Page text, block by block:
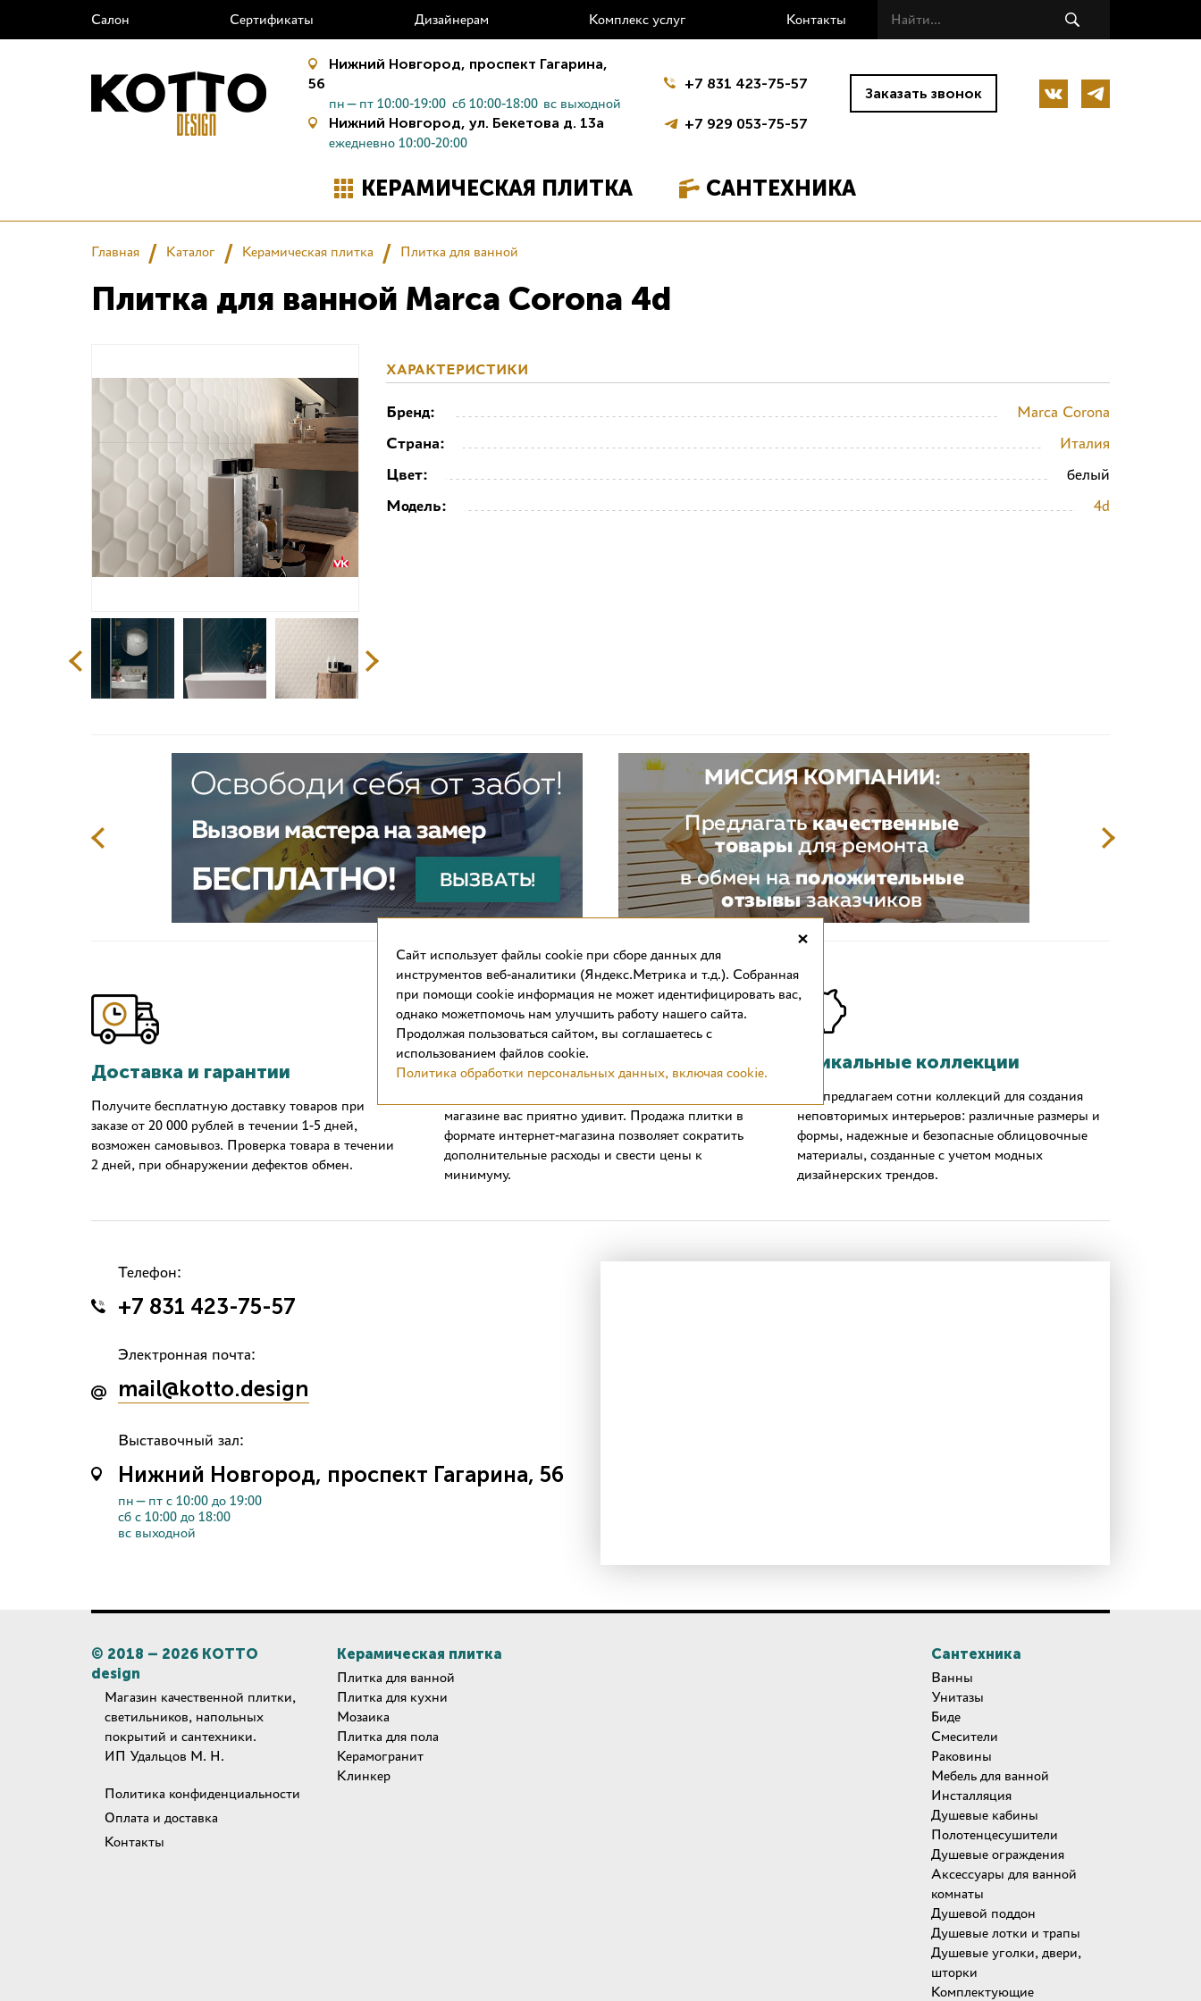
Салон Сертификаты Дизайнерам Комплекс услуг Контакты
Нижний Новгород, проспект Гагарина,
56
пн—пт 10:00-19:00 сб 10:00-18:00 вс выходной
Нижний Новгород, ул. Бекетова д. 13а
ежедневно 10:00-20:00
+7 831 423-75-57
+7 929 053-75-57
Заказать звонок
КЕРАМИЧЕСКАЯ ПЛИТКА САНТЕХНИКА
Главная Каталог Керамическая плитка Плитка для ванной
Плитка для ванной Marca Corona 4d
ХАРАКТЕРИСТИКИ
Бренд:
Marca Corona
Страна:
Италия
Цвет:
белый
Модель:
4d
Доставка и гарантии
Получите бесплатную доставку товаров при
заказе от 20 000 рублей в течении 1-5 дней,
возможен самовывоз. Проверка товара в течении
2 дней, при обнаружении дефектов обмен.
Выгодные цены
магазине вас приятно удивит. Продажа плитки в
формате интернет-магазина позволяет сократить
дополнительные расходы и свести цены к
минимуму.
Уникальные коллекции
Мы предлагаем сотни коллекций для создания
неповторимых интерьеров: различные размеры и
формы, надежные и безопасные облицовочные
материалы, созданные с учетом модных
дизайнерских трендов.
Телефон:
+7 831 423-75-57
Электронная почта:
mail@kotto.design
Выставочный зал:
Нижний Новгород, проспект Гагарина, 56
пн—пт с 10:00 до 19:00
сб с 10:00 до 18:00
вс выходной
© 2018 – 2026 КОТТО
design
Магазин качественной плитки,
светильников, напольных
покрытий и сантехники.
ИП Удальцов М. Н.
Политика конфиденциальности
Оплата и доставка
Контакты
Керамическая плитка
Плитка для ванной
Плитка для кухни
Мозаика
Плитка для пола
Керамогранит
Клинкер
Сантехника
Ванны
Унитазы
Биде
Смесители
Раковины
Мебель для ванной
Инсталляция
Душевые кабины
Полотенцесушители
Душевые ограждения
Аксессуары для ванной
комнаты
Душевой поддон
Душевые лотки и трапы
Душевые уголки, двери,
шторки
Комплектующие
×
Cайт использует файлы cookie при сборе данных для
инструментов веб-аналитики (Яндекс.Метрика и т.д.). Собранная
при помощи cookie информация не может идентифицировать вас,
однако можетпомочь нам улучшить работу нашего сайта.
Продолжая пользоваться сайтом, вы соглашаетесь с
использованием файлов cookie.
Политика обработки персональных данных, включая cookie.